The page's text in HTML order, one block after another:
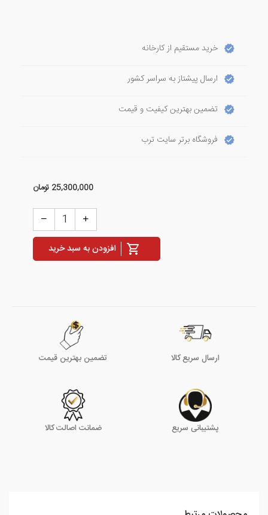
خرید مستقیم از کارخانه
ارسال پیشتاز به سراسر کشور
تضمین بهترین کیفیت و قیمت
فروشگاه برتر سایت ترب
25,300,000 تومان
افزودن به سبد خرید
ارسال سریع کالا تضمین بهترین قیمت
پشتیبانی سریع ضمانت اصالت کالا